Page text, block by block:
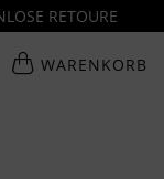
RETOURE
WARENKORB